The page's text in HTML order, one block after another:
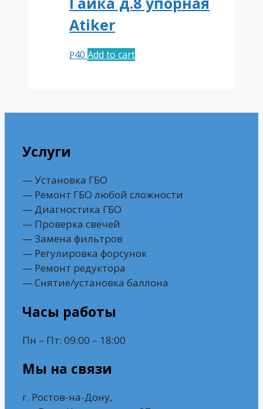
Atiker
Р40 Add to cart
Услуги
— Установка ГБО
— Ремонт ГБО любой сложности
— Диагностика ГБО
— Проверка свечей
— Замена фильтров
— Регулировка форсунок
— Ремонт редуктора
— Снятие/установка баллона
Часы работы
Пн – Пт: 09:00 – 18:00
Мы на связи
г. Ростов-на-Дону,